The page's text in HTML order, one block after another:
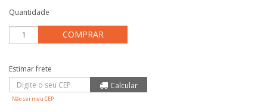
Quantidade
COMPRAR
Não sei meu CEP